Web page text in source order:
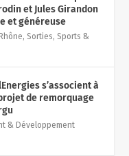
et Jules Girandon
et généreuse
,Sorties, Sports &
s’associent à
de remorquage
& Développement